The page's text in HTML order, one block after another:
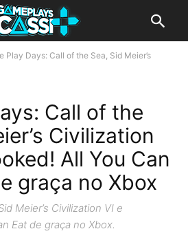
Play Days: Call of the Sea, Sid Meier’s
Call of the
Civilization
All You Can
graça no Xbox
Meier’s Civilization VI e
Eat de graça no Xbox.